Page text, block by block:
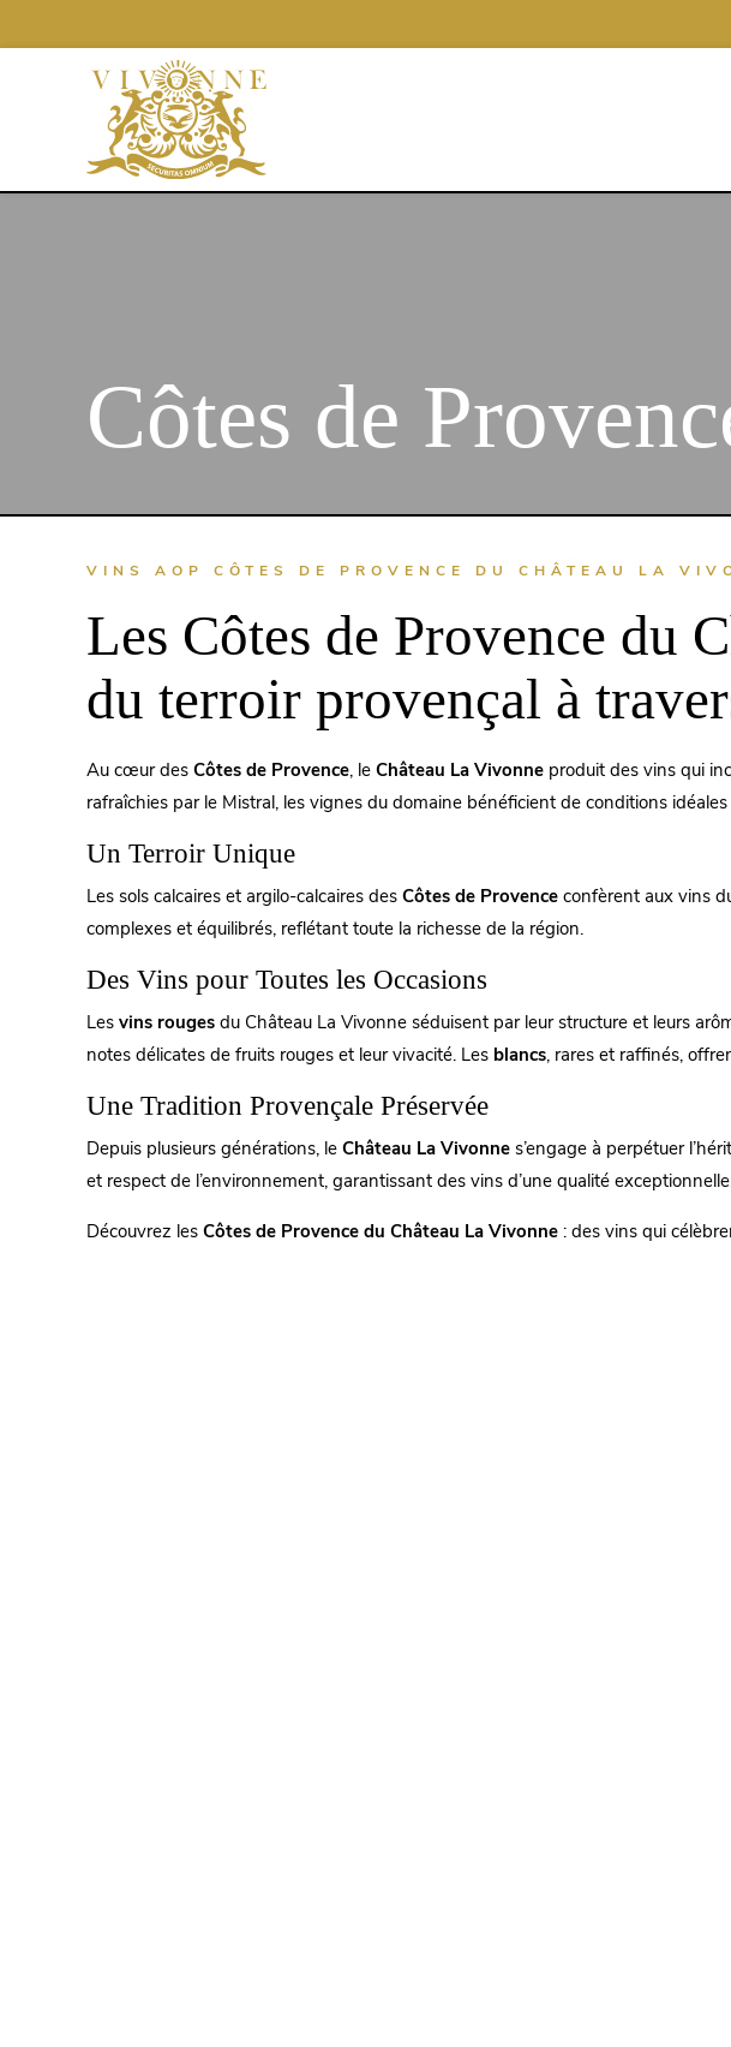
Côtes de
VINS AOP CÔTES DE PROVENCE DU CHÂTEAU LA
Les Côtes de Provence du
du terroir provençal à
Au cœur des Côtes de Provence, le Château La Vivonne produit des vins qui
rafraîchies par le Mistral, les vignes du domaine bénéficient de conditions idéales
Un Terroir Unique
Les sols calcaires et argilo-calcaires des Côtes de Provence confèrent aux vins
complexes et équilibrés, reflétant toute la richesse de la région.
Des Vins pour Toutes les Occasions
Les vins rouges du Château La Vivonne séduisent par leur structure et leurs
notes délicates de fruits rouges et leur vivacité. Les blancs, rares et raffinés,
Une Tradition Provençale Préservée
Depuis plusieurs générations, le Château La Vivonne s’engage à perpétuer
et respect de l’environnement, garantissant des vins d’une qualité
Découvrez les Côtes de Provence du Château La Vivonne : des vins qui